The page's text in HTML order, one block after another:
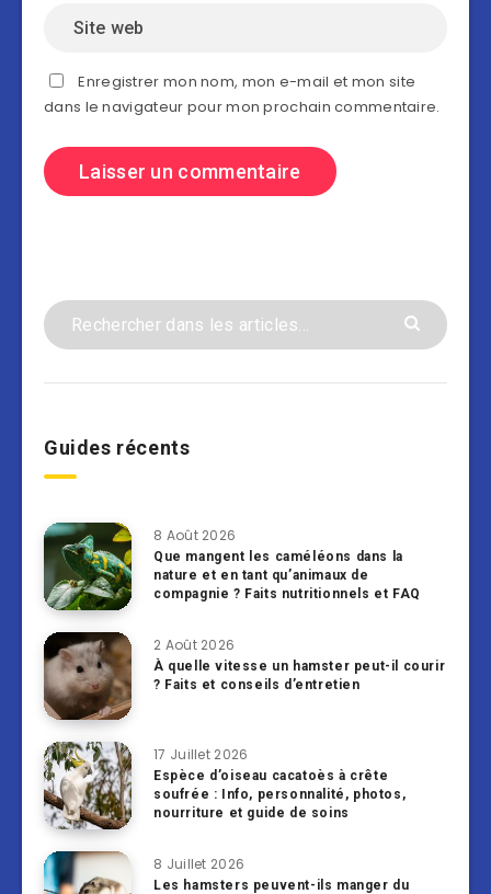
Enregistrer mon nom, mon e-mail et mon site
dans le navigateur pour mon prochain commentaire.
Guides récents
8 Août 2026
Que mangent les caméléons dans la
nature et en tant qu’animaux de
compagnie ? Faits nutritionnels et FAQ
2 Août 2026
À quelle vitesse un hamster peut-il courir
? Faits et conseils d’entretien
17 Juillet 2026
Espèce d’oiseau cacatoès à crête
soufrée : Info, personnalité, photos,
nourriture et guide de soins
8 Juillet 2026
Les hamsters peuvent-ils manger du